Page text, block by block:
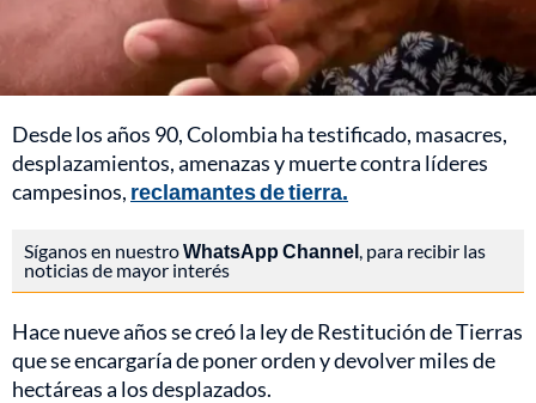
Desde los años 90, Colombia ha testificado, masacres,
desplazamientos, amenazas y muerte contra líderes
campesinos, reclamantes de tierra.
Síganos en nuestroWhatsApp Channel , para recibir las
noticias de mayor interés
Hace nueve años se creó la ley de Restitución de Tierras
que se encargaría de poner orden y devolver miles de
hectáreas a los desplazados.